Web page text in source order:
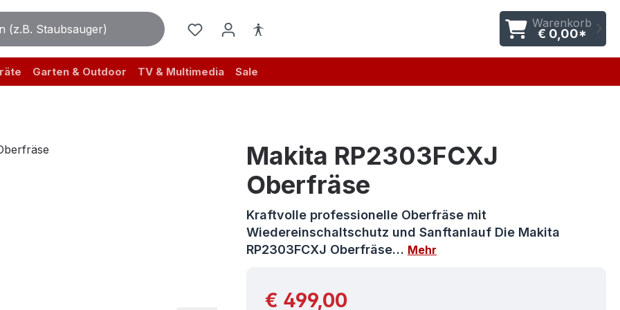
Warenkorb
€ 0,00*
Garten & Outdoor TV & Multimedia Sale
Makita RP2303FCXJ
Oberfräse
Kraftvolle professionelle Oberfräse mit
Wiedereinschaltschutz und Sanftanlauf Die Makita
RP2303FCXJ Oberfräse… Mehr
Regulärer Preis:
€ 499,00